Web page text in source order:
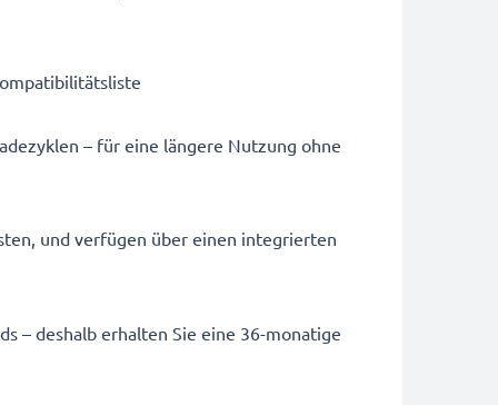
– für eine längere Nutzung ohne
und verfügen über einen integrierten
– deshalb erhalten Sie eine 36-monatige